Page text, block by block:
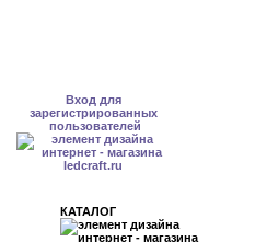
Вход для
зарегистрированных
пользователей
КАТАЛОГ